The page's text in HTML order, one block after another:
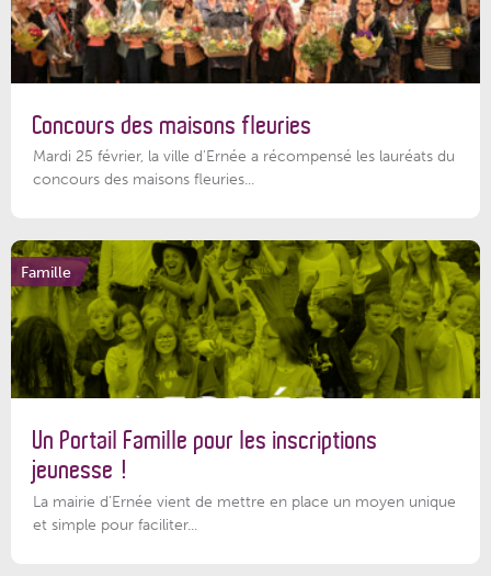
Concours des maisons fleuries
Mardi 25 février, la ville d'Ernée a récompensé les lauréats du
concours des maisons fleuries...
Famille
Un Portail Famille pour les inscriptions
jeunesse !
La mairie d’Ernée vient de mettre en place un moyen unique
et simple pour faciliter...